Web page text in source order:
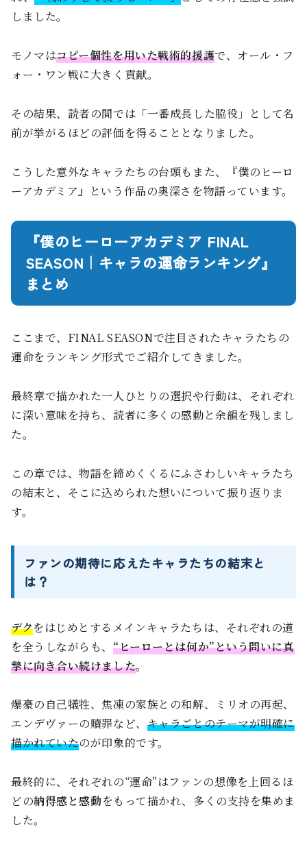
しました。
モノマはコピー個性を用いた戦術的援護で、オール・フ
ォー・ワン戦に大きく貢献。
その結果、読者の間では「一番成長した脇役」として名
前が挙がるほどの評価を得ることとなりました。
こうした意外なキャラたちの台頭もまた、『僕のヒーロ
ーアカデミア』という作品の奥深さを物語っています。
『僕のヒーローアカデミア FINAL
SEASON｜キャラの運命ランキング』
まとめ
ここまで、FINAL SEASONで注目されたキャラたちの
運命をランキング形式でご紹介してきました。
最終章で描かれた一人ひとりの選択や行動は、それぞれ
に深い意味を持ち、読者に多くの感動と余韻を残しまし
た。
この章では、物語を締めくくるにふさわしいキャラたち
の結末と、そこに込められた想いについて振り返りま
す。
ファンの期待に応えたキャラたちの結末と
は？
デクをはじめとするメインキャラたちは、それぞれの道
を全うしながらも、“ヒーローとは何か”という問いに真
摯に向き合い続けました。
爆豪の自己犠牲、焦凍の家族との和解、ミリオの再起、
エンデヴァーの贖罪など、 キャラごとのテーマが明確に
描かれていたのが印象的です。
最終的に、それぞれの“運命”はファンの想像を上回るほ
どの納得感と感動をもって描かれ、多くの支持を集めま
した。